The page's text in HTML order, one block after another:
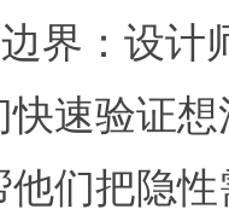
界：设计
快速验证
们把隐